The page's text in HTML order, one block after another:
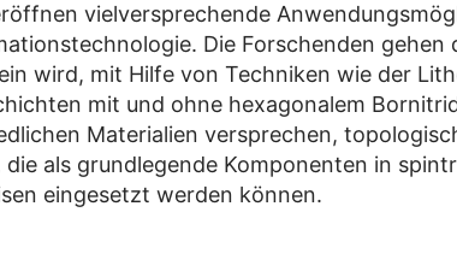
vielversprechende
Die Forschenden gehen
wird, mit Hilfe von Techniken wie der
mit und ohne hexagonalem
Materialien versprechen,
die als grundlegende Komponenten in
eingesetzt werden können.